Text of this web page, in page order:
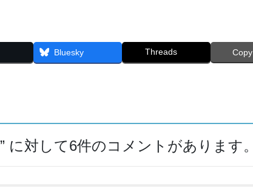
Bluesky Threads Copy
” に対して6件のコメントがあります。